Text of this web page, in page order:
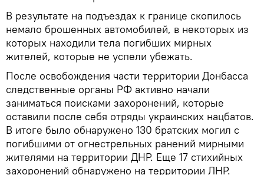
В результате на подъездах к границе скопилось
немало брошенных автомобилей, в некоторых из
которых находили тела погибших мирных
жителей, которые не успели убежать.
После освобождения части территории Донбасса
следственные органы РФ активно начали
заниматься поисками захоронений, которые
оставили после себя отряды украинских нацбатов.
В итоге было обнаружено 130 братских могил с
погибшими от огнестрельных ранений мирными
жителями на территории ДНР. Еще 17 стихийных
захоронений обнаружено на территории ЛНР.